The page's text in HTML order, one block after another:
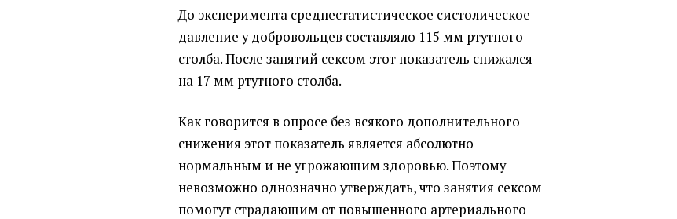
До эксперимента среднестатистическое систолическое
давление у добровольцев составляло 115 мм ртутного
столба. После занятий сексом этот показатель снижался
на 17 мм ртутного столба.
Как говорится в опросе без всякого дополнительного
снижения этот показатель является абсолютно
нормальным и не угрожающим здоровью. Поэтому
невозможно однозначно утверждать, что занятия сексом
помогут страдающим от повышенного артериального